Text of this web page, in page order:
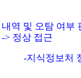
역 및 오탐 여
> 정상 접근
-지식정보처